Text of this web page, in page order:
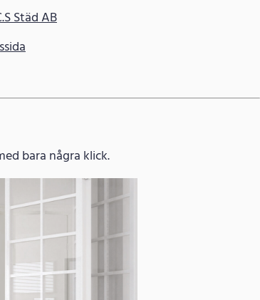
Städ AB
bara några klick.